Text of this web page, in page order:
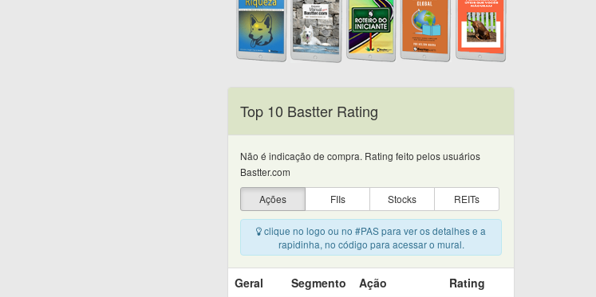
Top 10 Bastter Rating
Não é indicação de compra. Rating feito pelos usuários
Bastter.com
Ações
FIIs Stocks REITs
clique no logo ou no #PAS para ver os detalhes e a
rapidinha, no código para acessar o mural.
Geral Segmento Ação Rating